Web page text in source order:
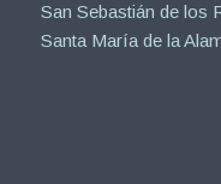
San Sebastián de los
Santa María de la